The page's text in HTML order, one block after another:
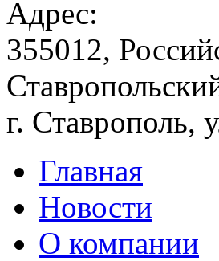
Адрес:
355012,
г. Ставрополь,
Главная
Новости
О компании